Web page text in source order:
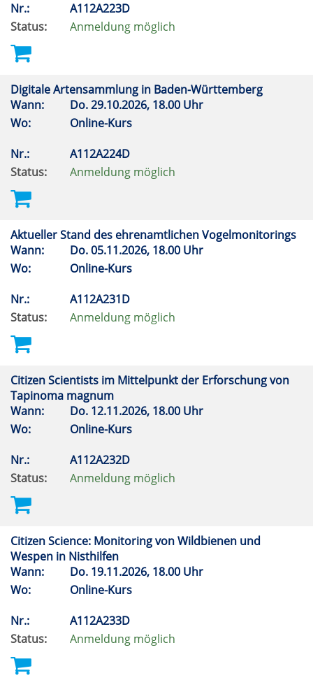
Nr.:
A112A223D
Status:
Anmeldung möglich
Digitale Artensammlung in Baden-Württemberg
Wann:
Do.29.10.2026, 18.00 Uhr
Wo:
Online-Kurs
Nr.:
A112A224D
Status:
Anmeldung möglich
Aktueller Stand des ehrenamtlichen Vogelmonitorings
Wann:
Do.05.11.2026, 18.00 Uhr
Wo:
Online-Kurs
Nr.:
A112A231D
Status:
Anmeldung möglich
Citizen Scientists im Mittelpunkt der Erforschung von
Tapinoma magnum
Wann:
Do. 12.11.2026, 18.00 Uhr
Wo:
Online-Kurs
Nr.:
A112A232D
Status:
Anmeldung möglich
Citizen Science: Monitoring von Wildbienen und
Wespen in Nisthilfen
Wann:
Do. 19.11.2026, 18.00 Uhr
Wo:
Online-Kurs
Nr.:
A112A233D
Status:
Anmeldung möglich